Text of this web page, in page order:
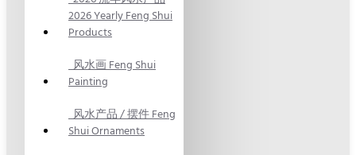
2026 Yearly Feng Shui
Products
风水画 Feng Shui
Painting
风水产品 / 摆件 Feng
Shui Ornaments